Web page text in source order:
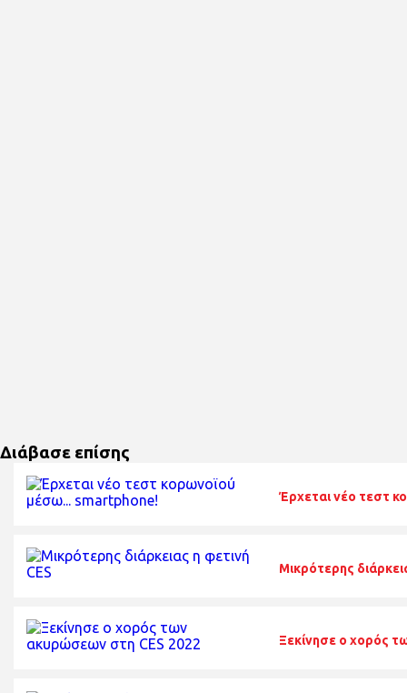
Διάβασε επίσης
Έρχεται νέο τεστ
Μικρότερης
Ξεκίνησε ο χορός